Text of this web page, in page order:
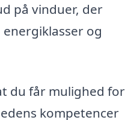
på vinduer, der
og
du får mulighed for
kompetencer